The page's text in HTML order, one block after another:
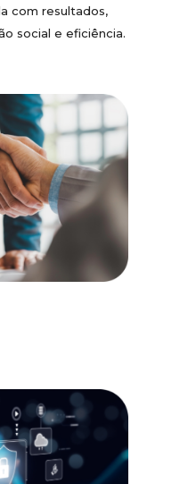
com resultados,
social e eficiência.